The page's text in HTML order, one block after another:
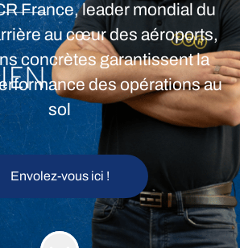
France, leader mondial du
au cœur des aéroports,
concrètes garantissent la
des opérations au
sol
Envolez-vous ici !